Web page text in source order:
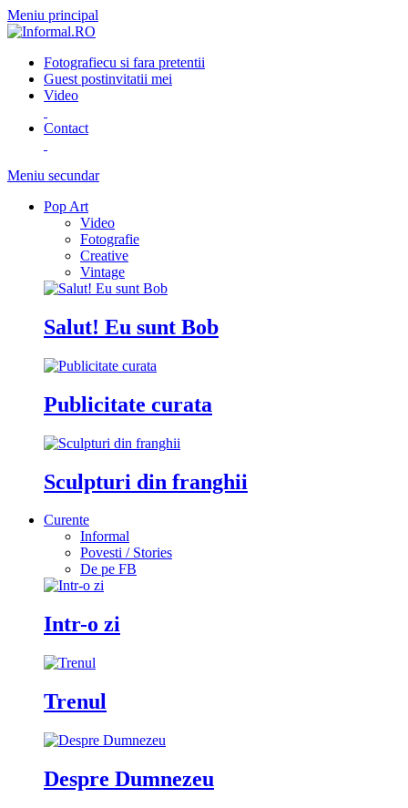
Meniu principal
Fotografiecu si fara pretentii
Guest postinvitatii mei
Video
Contact
Meniu secundar
Pop Art
Video
Fotografie
Creative
Vintage
Salut! Eu sunt Bob
Publicitate curata
Sculpturi din franghii
Curente
Informal
Povesti / Stories
De pe FB
Intr-o zi
Trenul
Despre Dumnezeu